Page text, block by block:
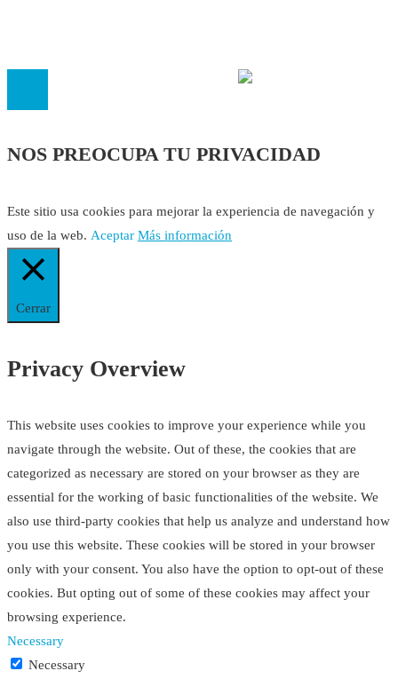
NOS PREOCUPA TU PRIVACIDAD
Este sitio usa cookies para mejorar la experiencia de navegación y
uso de la web. Aceptar Más información
Cerrar
Privacy Overview
This website uses cookies to improve your experience while you
navigate through the website. Out of these, the cookies that are
categorized as necessary are stored on your browser as they are
essential for the working of basic functionalities of the website. We
also use third-party cookies that help us analyze and understand how
you use this website. These cookies will be stored in your browser
only with your consent. You also have the option to opt-out of these
cookies. But opting out of some of these cookies may affect your
browsing experience.
Necessary
Necessary